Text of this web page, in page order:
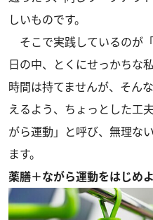
しいものです。
そこで実践しているのが
日の中、とくにせっかちな
時間は持てませんが、そん
えるよう、ちょっとした工
がら運動」と呼び、無理な
ます。
薬膳＋ながら運動をはじめ